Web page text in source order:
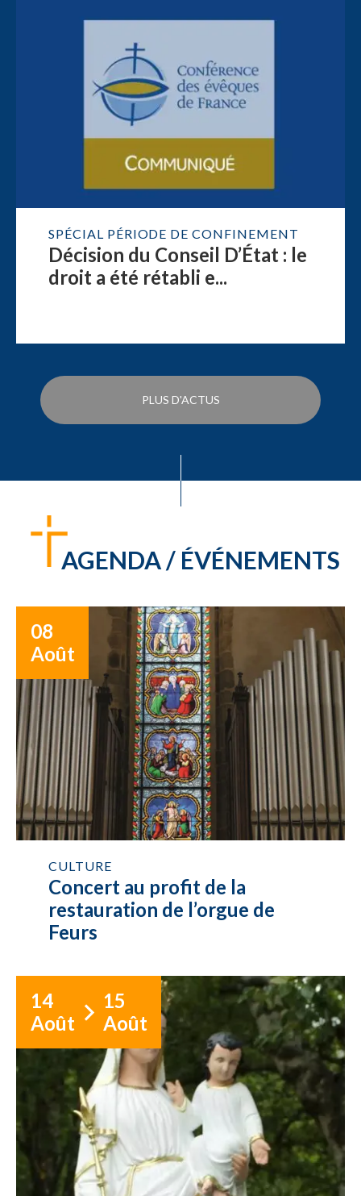
SPÉCIAL PÉRIODE DE CONFINEMENT
Décision du Conseil D’État : le
droit a été rétabli e...
PLUS D'ACTUS
AGENDA / ÉVÉNEMENTS
08
Août
CULTURE
Concert au profit de la
restauration de l’orgue de
Feurs
14
Août
15
Août